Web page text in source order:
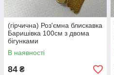
(гірчична) Роз'ємна блискавка
Баришівка 100см з двома
бігунками
В наявності
84 ₴